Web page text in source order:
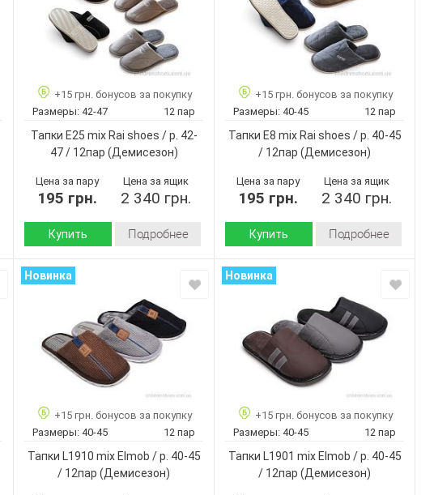
Подошва : Пвх
Страна
производитель:
Румыния
No brand
Артикул:
Размер:
Цвет:
Подошва : Пвх
Страна
производитель:
Румыния
No brand
Артикул:
Размер:
Микс
+15 грн. бонусов за покупку
Размеры: 42-47 12 пар
Тапки E25 mix Rai shoes / p. 42-
47 / 12пар (Демисезон)
Цена за пару
195 грн.
Цена за ящик
2 340 грн.
Купить Подробнее
Сезон:
Материал верха:
Материал внутри: махра
Подошва : Резина
Страна
производитель:
Румыния
Артикул:
Размер:
Микс
+15 грн. бонусов за покупку
Размеры: 40-45 12 пар
Тапки E8 mix Rai shoes / p. 40-45
/ 12пар (Демисезон)
Цена за пару
195 грн.
Цена за ящик
2 340 грн.
Купить Подробнее
Сезон:
Материал верха:
Материал внутри: махра
Подошва : Резина
Страна
производитель:
Румыния
Артикул:
Размер:
Микс
Новинка
+15 грн. бонусов за покупку
Размеры: 40-45 12 пар
Тапки L1910 mix Elmob / p. 40-45
/ 12пар (Демисезон)
Новинка
+15 грн. бонусов за покупку
Размеры: 40-45 12 пар
Тапки L1901 mix Elmob / p. 40-45
/ 12пар (Демисезон)